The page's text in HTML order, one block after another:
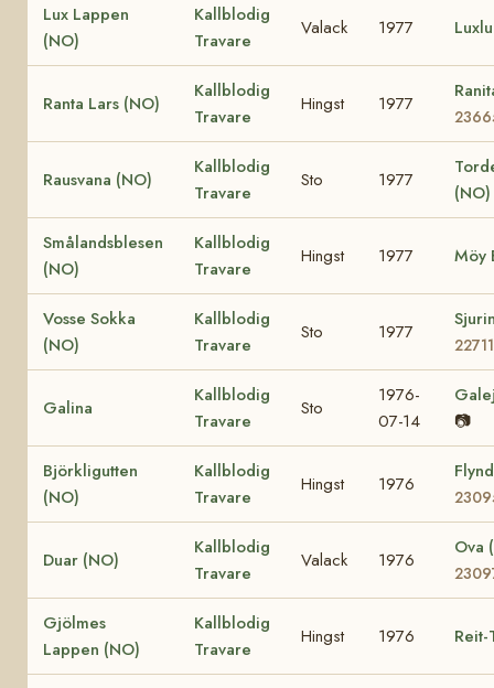
Lux Lappen
(NO)
Kallblodig
Travare
Valack 1977
Ranta Lars (NO)
Kallblodig
Travare
Hingst 1977
Rausvana (NO)
Kallblodig
Travare
Sto 1977
(NO)
Smålandsblesen
(NO)
Kallblodig
Travare
Hingst 1977 Möy
Vosse Sokka
(NO)
Kallblodig
Travare
Sto 1977
22711
Galina
Kallblodig
Travare
Sto
1976-
07-14
📷
Björkligutten
(NO)
Kallblodig
Travare
Hingst 1976
Duar (NO)
Kallblodig
Travare
Valack 1976
Ova
Gjölmes
Lappen (NO)
Kallblodig
Travare
Hingst 1976